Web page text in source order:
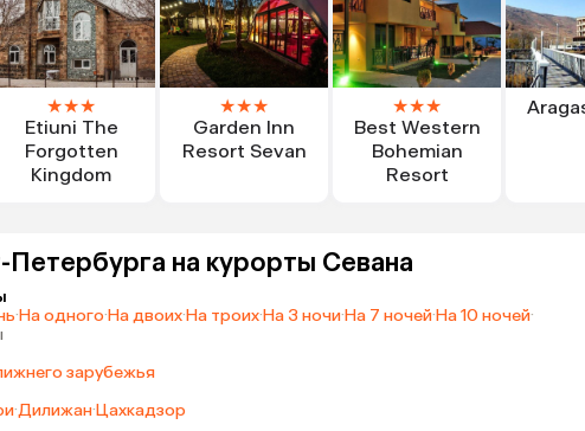
★★★
Etiuni The
Forgotten
Kingdom
★★★
Garden Inn
Resort Sevan
★★★
Best Western
Bohemian
Resort
Петербурга на курорты Севана
·На одного·На двоих·На троих·На 3 ночи·На 7 ночей·На 10 ночей·
зарубежья
·Дилижан·Цахкадзор